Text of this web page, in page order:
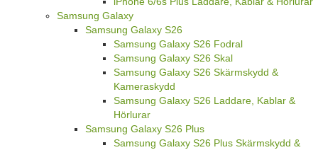
Samsung Galaxy
Samsung Galaxy S26
Samsung Galaxy S26 Fodral
Samsung Galaxy S26 Skal
Samsung Galaxy S26 Skärmskydd &
Kameraskydd
Samsung Galaxy S26 Laddare, Kablar &
Hörlurar
Samsung Galaxy S26 Plus
Samsung Galaxy S26 Plus Skärmskydd &